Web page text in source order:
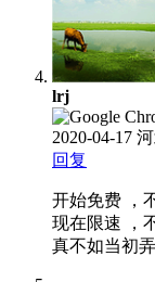
lrj
2020-04-17
回复
开始免费 ，
现在限速 ，
真不如当初